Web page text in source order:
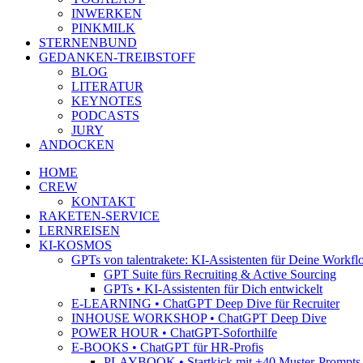
INWERKEN
PINKMILK
STERNENBUND
GEDANKEN-TREIBSTOFF
BLOG
LITERATUR
KEYNOTES
PODCASTS
JURY
ANDOCKEN
HOME
CREW
KONTAKT
RAKETEN-SERVICE
LERNREISEN
KI-KOSMOS
GPTs von talentrakete: KI-Assistenten für Deine
GPT Suite fürs Recruiting & Active Sourcing
GPTs • KI-Assistenten für Dich entwickelt
E-LEARNING • ChatGPT Deep Dive für Recruiter
INHOUSE WORKSHOP • ChatGPT Deep Dive
POWER HOUR • ChatGPT-Soforthilfe
E-BOOKS • ChatGPT für HR-Profis